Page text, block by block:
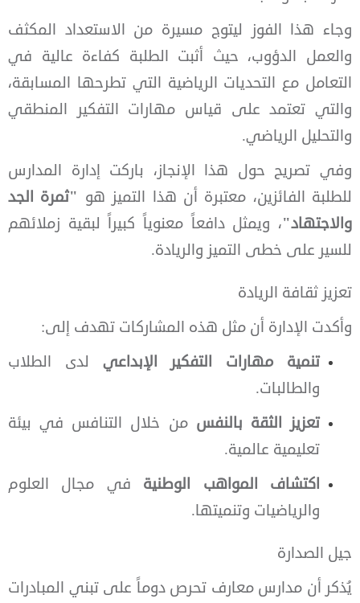
وجاء هذا الفوز ليتوج مسيرة من الاستعداد المكثف
والعمل الدؤوب، حيث أثبت الطلبة كفاءة عالية في
التعامل مع التحديات الرياضية التي تطرحها المسابقة،
والتي تعتمد على قياس مهارات التفكير المنطقي
والتحليل الرياضي.
وفي تصريح حول هذا الإنجاز، باركت إدارة المدارس
للطلبة الفائزين، معتبرة أن هذا التميز هو "ثمرة الجد
والاجتهاد"، ويمثل دافعاً معنوياً كبيراً لبقية زملائهم
للسير على خطى التميز والريادة.
تعزيز ثقافة الريادة
وأكدت الإدارة أن مثل هذه المشاركات تهدف إلى:
تنمية مهارات التفكير الإبداعي لدى الطلاب
والطالبات.
تعزيز الثقة بالنفس من خلال التنافس في بيئة
تعليمية عالمية.
اكتشاف المواهب الوطنية في مجال العلوم
والرياضيات وتنميتها.
جيل الصدارة
يُذكر أن مدارس معارف تحرص دوماً على تبني المبادرات